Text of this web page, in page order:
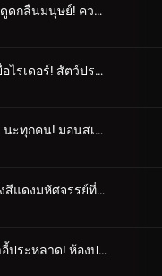
ตอนที่ 31 มันดูดกลืนมนุษย์! ความกลัวสเปรย์มอนสเตอร์
ตอนที่ 32 เหยื่อไรเดอร์! สัตว์ประหลาดเบ็ดตกปลาปรากฏตัว
ตอนที่ 33 สู้ ๆ นะทุกคน! มอนสเตอร์ RC ที่น่ากลัว
ตอนที่ 34 แสงสีแดงมหัศจรรย์ที่มาซารุค้นพบ
ตอนที่ 35 เก้าอี้ประหลาด! ห้องประหาร!